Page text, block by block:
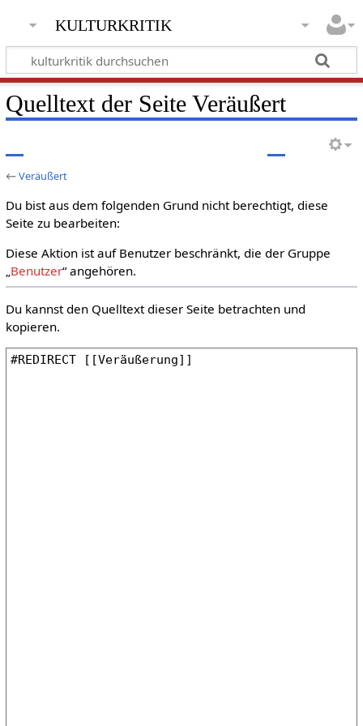
kulturkritik
Quelltext der Seite Veräußert
←Veräußert
Du bist aus dem folgenden Grund nicht berechtigt, diese
Seite zu bearbeiten:
Diese Aktion ist auf Benutzer beschränkt, die der Gruppe
„Benutzer“ angehören.
Du kannst den Quelltext dieser Seite betrachten und
kopieren.